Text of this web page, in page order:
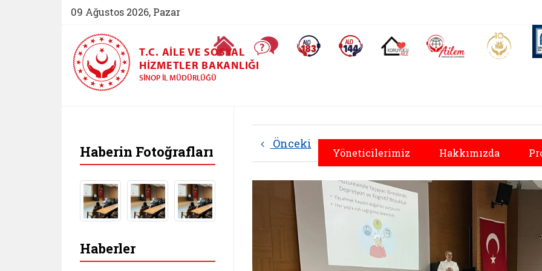
09 Ağustos 2026, Pazar
Ana Sayfa Sıkça Sorulan SorularAlo 183 (yeni sekmede açılır)Alo 144 (yeni sekmede açılır)Koruyucu Aile (yeni sekmede açılır)
AİLEM İletişim Aile ve
T.C. AILE VE SOSYAL
HIZMETLER BAKANLIĞI
SINOP İL MÜDÜRLÜĞÜ
Yöneticilerimiz Hakkımızda
Önceki
Haberin Fotoğrafları
Haberler